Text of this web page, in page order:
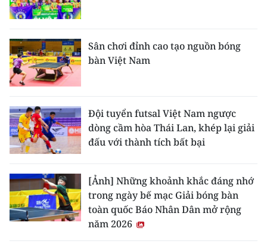
Sân chơi đỉnh cao tạo nguồn bóng
bàn Việt Nam
Đội tuyển futsal Việt Nam ngược
dòng cầm hòa Thái Lan, khép lại giải
đấu với thành tích bất bại
[Ảnh] Những khoảnh khắc đáng nhớ
trong ngày bế mạc Giải bóng bàn
toàn quốc Báo Nhân Dân mở rộng
năm 2026